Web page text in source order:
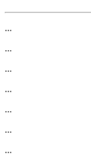
...
...
...
...
...
...
...